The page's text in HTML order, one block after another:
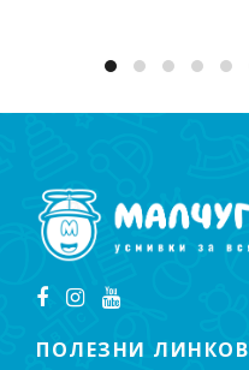
ПОЛЕЗНИ